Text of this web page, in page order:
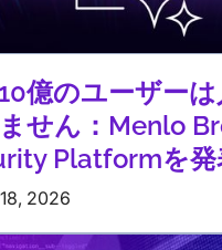
億のユーザー
せん：Menlo
Platformを発
2026